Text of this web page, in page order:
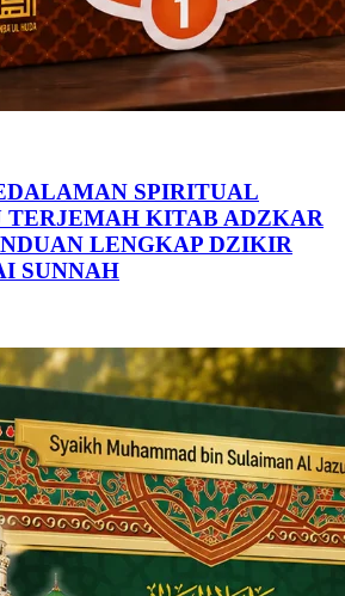
SPIRITUAL
KITAB ADZKAR
LENGKAP DZIKIR
SUNNAH